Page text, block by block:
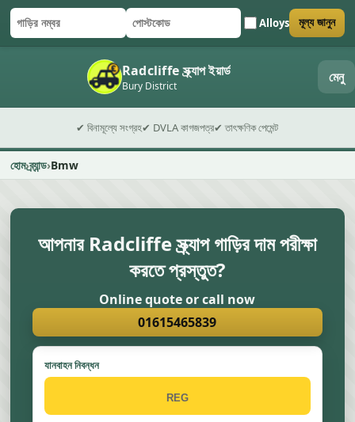
গাড়ির নম্বর
পোস্টকোড Alloys
ফর্ম জমা দিন মূল্য জানুন
Radcliffe স্ক্র্যাপ ইয়ার্ড
Bury District মেনু
✔ বিনামূল্যে সংগ্রহ✔ DVLA কাগজপত্র✔ তাৎক্ষণিক পেমেন্ট
হোম ব্র্যান্ড Bmw
আপনার Radcliffe স্ক্র্যাপ গাড়ির দাম পরীক্ষা
করতে প্রস্তুত?
Online quote or call now
01615465839
যানবাহন নিবন্ধন